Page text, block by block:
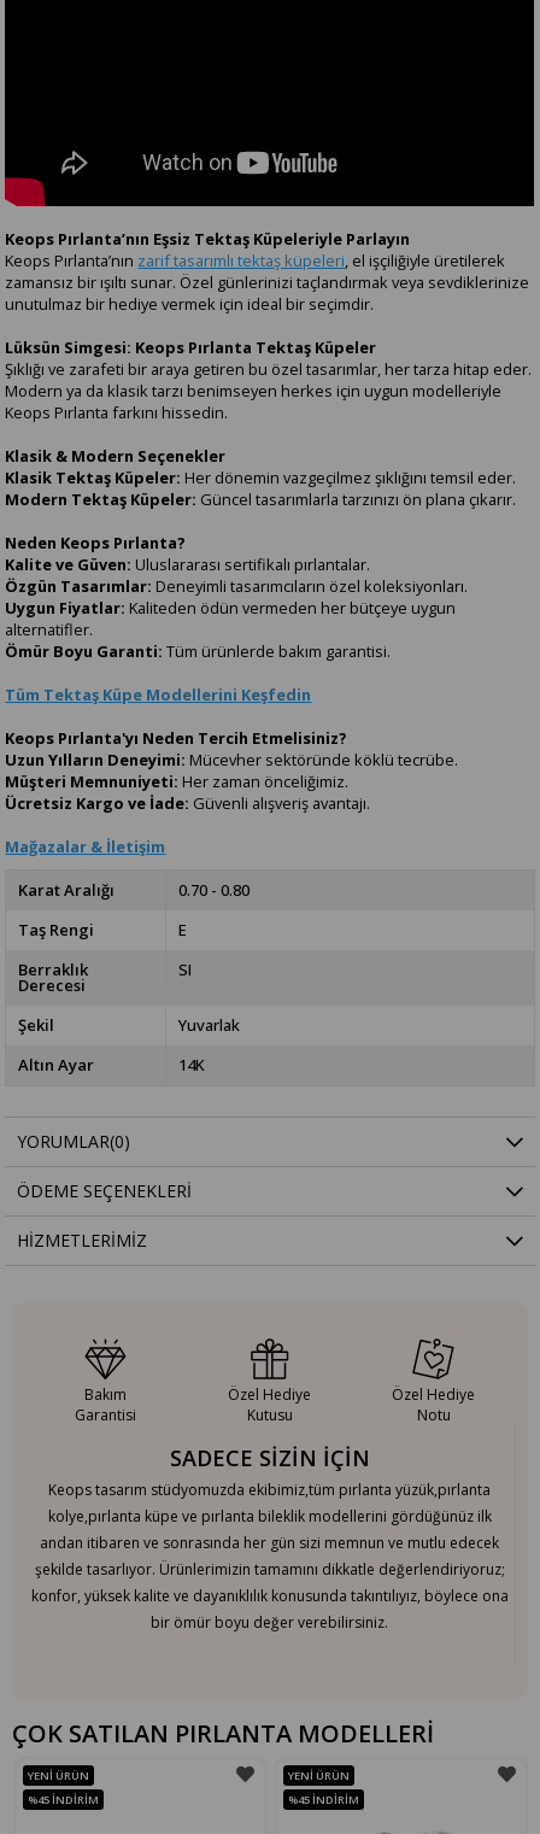
Keops Pırlanta’nın Eşsiz Tektaş Küpeleriyle Parlayın
Keops Pırlanta’nın zarif tasarımlı tektaş küpeleri, el işçiliğiyle üretilerek
zamansız bir ışıltı sunar. Özel günlerinizi taçlandırmak veya sevdiklerinize
unutulmaz bir hediye vermek için ideal bir seçimdir.
Lüksün Simgesi: Keops Pırlanta Tektaş Küpeler
Şıklığı ve zarafeti bir araya getiren bu özel tasarımlar, her tarza hitap eder.
Modern ya da klasik tarzı benimseyen herkes için uygun modelleriyle
Keops Pırlanta farkını hissedin.
Klasik & Modern Seçenekler
Klasik Tektaş Küpeler: Her dönemin vazgeçilmez şıklığını temsil eder.
Modern Tektaş Küpeler: Güncel tasarımlarla tarzınızı ön plana çıkarır.
Neden Keops Pırlanta?
Kalite ve Güven: Uluslararası sertifikalı pırlantalar.
Özgün Tasarımlar: Deneyimli tasarımcıların özel koleksiyonları.
Uygun Fiyatlar: Kaliteden ödün vermeden her bütçeye uygun
alternatifler.
Ömür Boyu Garanti: Tüm ürünlerde bakım garantisi.
Tüm Tektaş Küpe Modellerini Keşfedin
Keops Pırlanta'yı Neden Tercih Etmelisiniz?
Uzun Yılların Deneyimi: Mücevher sektöründe köklü tecrübe.
Müşteri Memnuniyeti: Her zaman önceliğimiz.
Ücretsiz Kargo ve İade: Güvenli alışveriş avantajı.
Mağazalar & İletişim
Karat Aralığı
0.70 - 0.80
Taş Rengi
E
Berraklık
Derecesi
SI
Şekil
Yuvarlak
Altın Ayar
14K
YORUMLAR(0)
ÖDEME SEÇENEKLERI
HIZMETLERIMIZ
SADECE SİZİN İÇİN
Keops tasarım stüdyomuzda ekibimiz,tüm pırlanta yüzük,pırlanta
kolye,pırlanta küpe ve pırlanta bileklik modellerini gördüğünüz ilk
andan itibaren ve sonrasında her gün sizi memnun ve mutlu edecek
şekilde tasarlıyor. Ürünlerimizin tamamını dikkatle değerlendiriyoruz;
konfor, yüksek kalite ve dayanıklılık konusunda takıntılıyız, böylece ona
bir ömür boyu değer verebilirsiniz.
Bakım
Garantisi
Özel Hediye
Kutusu
Özel Hediye
Notu
ÇOK SATILAN PIRLANTA MODELLERİ
YENI ÜRÜN
%45 İNDIRIM
YENI ÜRÜN
%45 İNDIRIM